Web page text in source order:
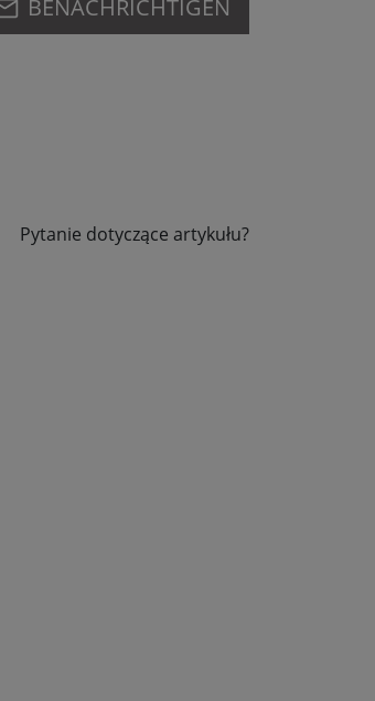
BENACHRICHTIGEN
Pytanie dotyczące artykułu?